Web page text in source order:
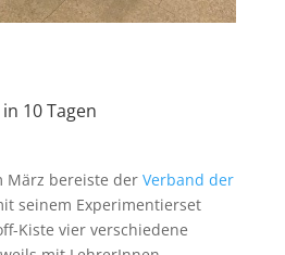
10 Tagen
März bereiste der Verband der
seinem Experimentierset
Kiste vier verschiedene